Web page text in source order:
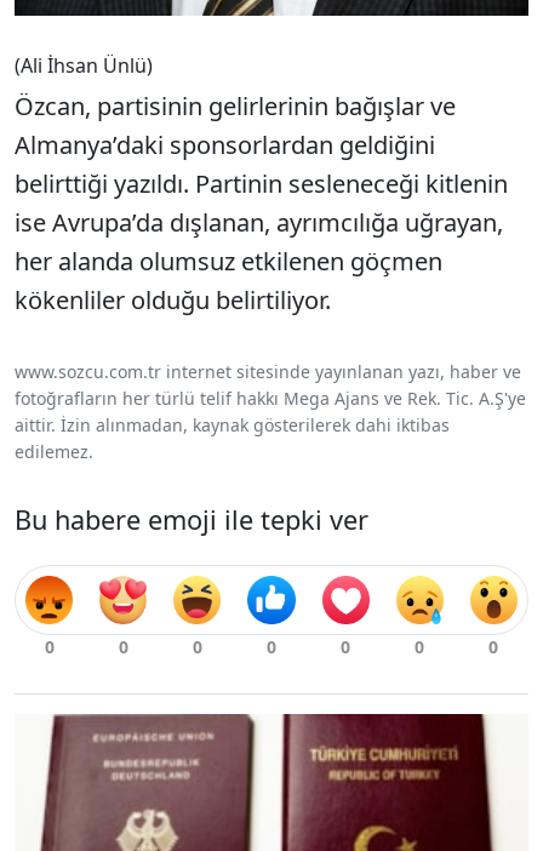
(Ali İhsan Ünlü)
Özcan, partisinin gelirlerinin bağışlar ve
Almanya’daki sponsorlardan geldiğini
belirttiği yazıldı. Partinin sesleneceği kitlenin
ise Avrupa’da dışlanan, ayrımcılığa uğrayan,
her alanda olumsuz etkilenen göçmen
kökenliler olduğu belirtiliyor.
www.sozcu.com.tr internet sitesinde yayınlanan yazı, haber ve
fotoğrafların her türlü telif hakkı Mega Ajans ve Rek. Tic. A.Ş'ye
aittir. İzin alınmadan, kaynak gösterilerek dahi iktibas
edilemez.
Bu habere emoji ile tepki ver